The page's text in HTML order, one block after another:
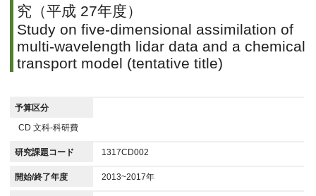
究（平成 27年度）
Study on five-dimensional assimilation of
multi-wavelength lidar data and a chemical
transport model (tentative title)
予算区分
CD 文科-科研費
研究課題コード 1317CD002
開始/終了年度 2013~2017年